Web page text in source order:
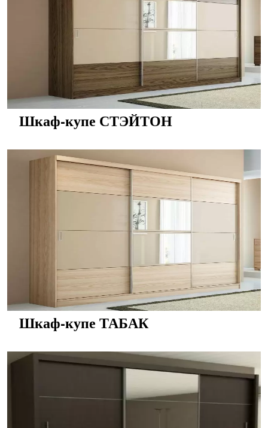
Шкаф-купе СТЭЙТОН
Шкаф-купе ТАБАК